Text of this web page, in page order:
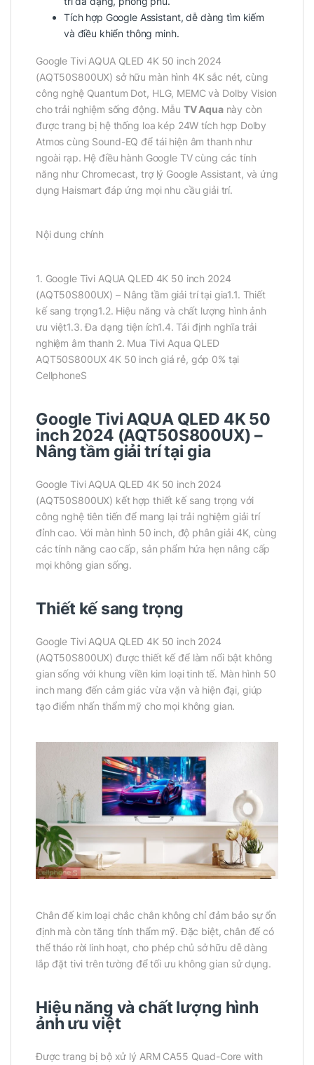
Tích hợp Google Assistant, dễ dàng tìm kiếm
và điều khiển thông minh.
Google Tivi AQUA QLED 4K 50 inch 2024
(AQT50S800UX) sở hữu màn hình 4K sắc nét, cùng
công nghệ Quantum Dot, HLG, MEMC và Dolby Vision
cho trải nghiệm sống động. Mẫu TV Aquanày còn
được trang bị hệ thống loa kép 24W tích hợp Dolby
Atmos cùng Sound-EQ để tái hiện âm thanh như
ngoài rạp. Hệ điều hành Google TV cùng các tính
năng như Chromecast, trợ lý Google Assistant, và ứng
dụng Haismart đáp ứng mọi nhu cầu giải trí.
Nội dung chính
1. Google Tivi AQUA QLED 4K 50 inch 2024
(AQT50S800UX) – Nâng tầm giải trí tại gia1.1. Thiết
kế sang trọng1.2. Hiệu năng và chất lượng hình ảnh
ưu việt1.3. Đa dạng tiện ích1.4. Tái định nghĩa trải
nghiệm âm thanh 2. Mua Tivi Aqua QLED
AQT50S800UX 4K 50 inch giá rẻ, góp 0% tại
CellphoneS
Google Tivi AQUA QLED 4K 50
inch 2024 (AQT50S800UX) –
Nâng tầm giải trí tại gia
Google Tivi AQUA QLED 4K 50 inch 2024
(AQT50S800UX) kết hợp thiết kế sang trọng với
công nghệ tiên tiến để mang lại trải nghiệm giải trí
đỉnh cao. Với màn hình 50 inch, độ phân giải 4K, cùng
các tính năng cao cấp, sản phẩm hứa hẹn nâng cấp
mọi không gian sống.
Thiết kế sang trọng
Google Tivi AQUA QLED 4K 50 inch 2024
(AQT50S800UX) được thiết kế để làm nổi bật không
gian sống với khung viền kim loại tinh tế. Màn hình 50
inch mang đến cảm giác vừa vặn và hiện đại, giúp
tạo điểm nhấn thẩm mỹ cho mọi không gian.
Chân đế kim loại chắc chắn không chỉ đảm bảo sự ổn
định mà còn tăng tính thẩm mỹ. Đặc biệt, chân đế có
thể tháo rời linh hoạt, cho phép chủ sở hữu dễ dàng
lắp đặt tivi trên tường để tối ưu không gian sử dụng.
Hiệu năng và chất lượng hình
ảnh ưu việt
Được trang bị bộ xử lý ARM CA55 Quad-Core with